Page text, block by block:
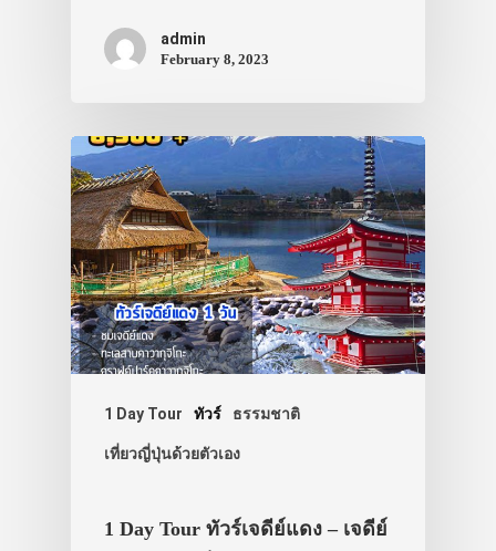
admin
February 8, 2023
1 Day Tour ทัวร์ ธรรมชาติ
เที่ยวญี่ปุ่นด้วยตัวเอง
1 Day Tour ทัวร์เจดีย์แดง – เจดีย์